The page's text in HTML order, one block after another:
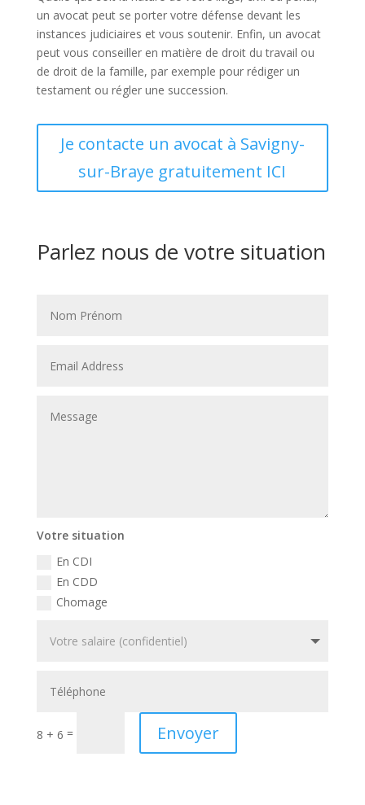
un avocat peut se porter votre défense devant les
instances judiciaires et vous soutenir. Enfin, un avocat
peut vous conseiller en matière de droit du travail ou
de droit de la famille, par exemple pour rédiger un
testament ou régler une succession.
Je contacte un avocat à Savigny-
sur-Braye gratuitement ICI
Parlez nous de votre situation
Votre situation
En CDI
En CDD
Chomage
8 + 6 = Envoyer